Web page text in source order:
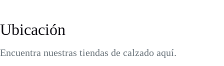
Ubicación
Encuentra nuestras tiendas de calzado aquí.